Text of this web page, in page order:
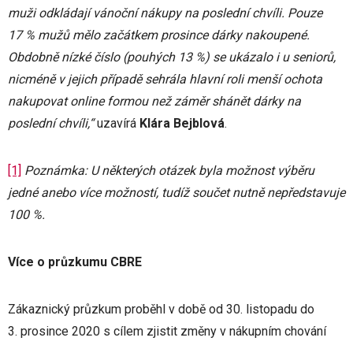
muži odkládají vánoční nákupy na poslední chvíli. Pouze
17 % mužů mělo začátkem prosince dárky nakoupené.
Obdobně nízké číslo (pouhých 13 %) se ukázalo i u seniorů,
nicméně v jejich případě sehrála hlavní roli menší ochota
nakupovat online formou než záměr shánět dárky na
poslední chvíli,“uzavírá Klára Bejblová.
[1] Poznámka: U některých otázek byla možnost výběru
jedné anebo více možností, tudíž součet nutně nepředstavuje
100 %.
Více o průzkumu CBRE
Zákaznický průzkum proběhl v době od 30. listopadu do
3. prosince 2020 s cílem zjistit změny v nákupním chování